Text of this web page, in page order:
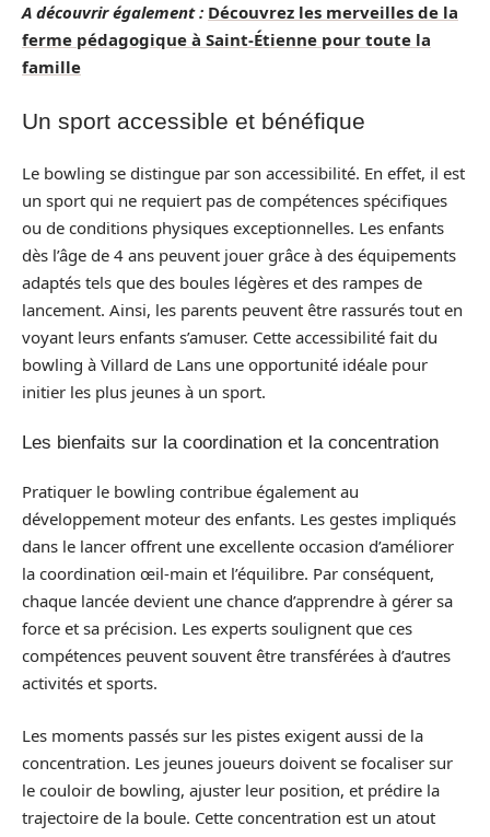
A découvrir également : Découvrez les merveilles de la
ferme pédagogique à Saint-Étienne pour toute la
famille
Un sport accessible et bénéfique
Le bowling se distingue par son accessibilité. En effet, il est
un sport qui ne requiert pas de compétences spécifiques
ou de conditions physiques exceptionnelles. Les enfants
dès l’âge de 4 ans peuvent jouer grâce à des équipements
adaptés tels que des boules légères et des rampes de
lancement. Ainsi, les parents peuvent être rassurés tout en
voyant leurs enfants s’amuser. Cette accessibilité fait du
bowling à Villard de Lans une opportunité idéale pour
initier les plus jeunes à un sport.
Les bienfaits sur la coordination et la concentration
Pratiquer le bowling contribue également au
développement moteur des enfants. Les gestes impliqués
dans le lancer offrent une excellente occasion d’améliorer
la coordination œil-main et l’équilibre. Par conséquent,
chaque lancée devient une chance d’apprendre à gérer sa
force et sa précision. Les experts soulignent que ces
compétences peuvent souvent être transférées à d’autres
activités et sports.
Les moments passés sur les pistes exigent aussi de la
concentration. Les jeunes joueurs doivent se focaliser sur
le couloir de bowling, ajuster leur position, et prédire la
trajectoire de la boule. Cette concentration est un atout